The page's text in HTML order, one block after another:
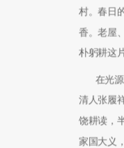
村。春日
香。老屋
朴躬耕这
在光
清人张履
饶耕读，
家国大义